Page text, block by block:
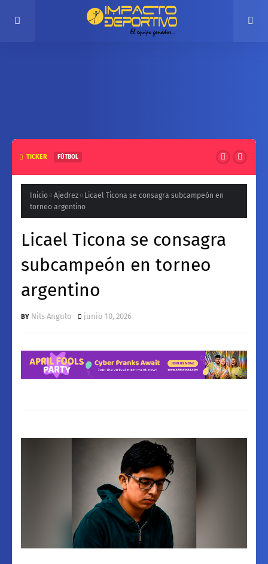
TICKER FÚTBOL
Inicio Ajedrez
Licael Ticona se consagra subcampeón en
torneo argentino
Licael Ticona se consagra
subcampeón en torneo
argentino
Nils Angulo junio 10, 2026